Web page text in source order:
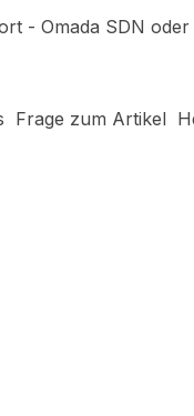
- Omada SDN
Frage zum Artikel